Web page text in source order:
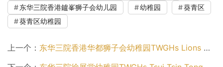
东华三院香港鑪峯狮子会幼儿园
幼稚园
葵青区
葵青区幼稚园
上一个： 东华三院香港华都狮子会幼稚园TWGHs Lions Club of Metropolitan HK Kindergarten（西贡区幼稚园）